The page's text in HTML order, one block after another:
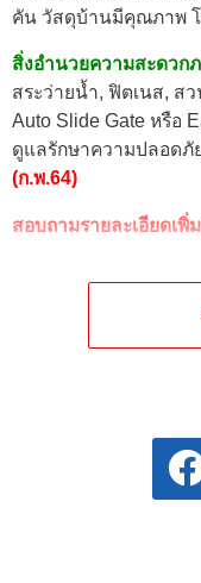
คัน วัสดุบ้านมีคุณภาพ โ
สิ่งอำนวยความสะดวก
สระว่ายน้ำ, ฟิตเนส, ส
Auto Slide Gate หรือ
ดูแลรักษาความปลอดภั
(ก.พ.64)
สอบถามรายละเอียดเพิ่